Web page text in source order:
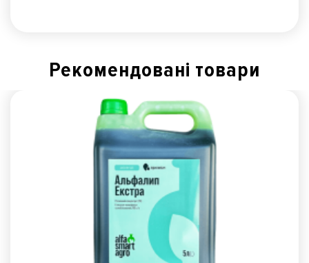
Рекомендованi товари